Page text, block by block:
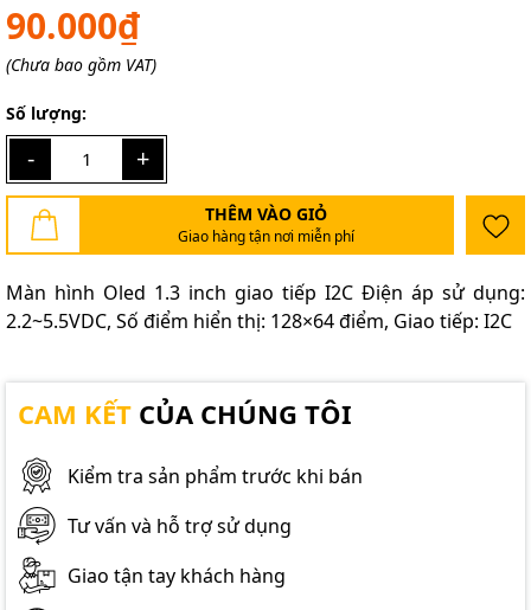
90.000₫
(Chưa bao gồm VAT)
Số lượng:
- +
THÊM VÀO GIỎ
Giao hàng tận nơi miễn phí
Màn hình Oled 1.3 inch giao tiếp I2C Điện áp sử dụng:
2.2~5.5VDC, Số điểm hiển thị: 128×64 điểm, Giao tiếp: I2C
CAM KẾT CỦA CHÚNG TÔI
Kiểm tra sản phẩm trước khi bán
Tư vấn và hỗ trợ sử dụng
Giao tận tay khách hàng